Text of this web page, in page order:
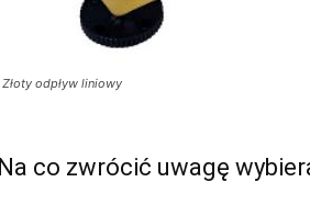
Złoty odpływ liniowy
Na co zwrócić uwagę